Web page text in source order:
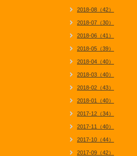
2018-08（42）
2018-07（30）
2018-06（41）
2018-05（39）
2018-04（40）
2018-03（40）
2018-02（43）
2018-01（40）
2017-12（34）
2017-11（40）
2017-10（44）
2017-09（42）